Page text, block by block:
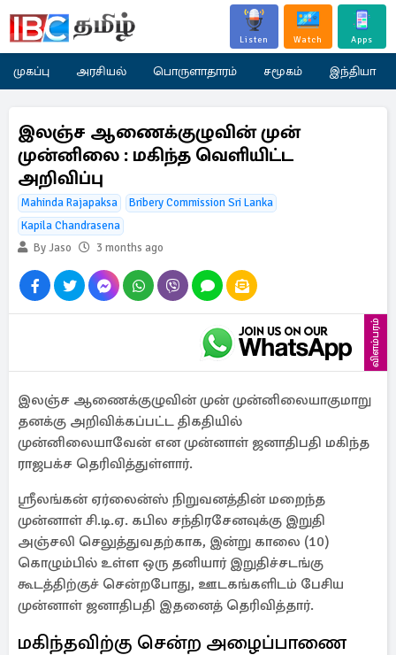
Listen Watch Apps
முகப்பு அரசியல் பொருளாதாரம் சமூகம் இந்தியா
இலஞ்ச ஆணைக்குழுவின் முன்
முன்னிலை : மகிந்த வெளியிட்ட
அறிவிப்பு
Mahinda Rajapaksa
Bribery Commission Sri Lanka
Kapila Chandrasena
By Jaso
3 months ago
விளம்பரம்
இலஞ்ச ஆணைக்குழுவின் முன் முன்னிலையாகுமாறு
தனக்கு அறிவிக்கப்பட்ட திகதியில்
முன்னிலையாவேன் என முன்னாள் ஜனாதிபதி மகிந்த
ராஜபக்ச தெரிவித்துள்ளார்.
ஸ்ரீலங்கன் ஏர்லைன்ஸ் நிறுவனத்தின் மறைந்த
முன்னாள் சி.டி.ஏ. கபில சந்திரசேனவுக்கு இறுதி
அஞ்சலி செலுத்துவதற்காக, இன்று காலை (10)
கொழும்பில் உள்ள ஒரு தனியார் இறுதிச்சடங்கு
கூடத்திற்குச் சென்றபோது, ​​ஊடகங்களிடம் பேசிய
முன்னாள் ஜனாதிபதி இதனைத் தெரிவித்தார்.
மகிந்தவிற்கு சென்ற அழைப்பாணை